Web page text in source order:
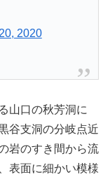
2020
山口の秋芳洞に
谷支洞の分岐点近
岩のすき間から流
表面に細かい模様